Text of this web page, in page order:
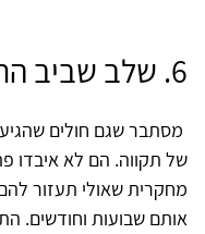
6. שלב שביב התקווה
מסתבר שגם חולים
של תקווה. הם לא איבדו
מחקרית שאולי תעזור
אותם שבועות וחודשים.